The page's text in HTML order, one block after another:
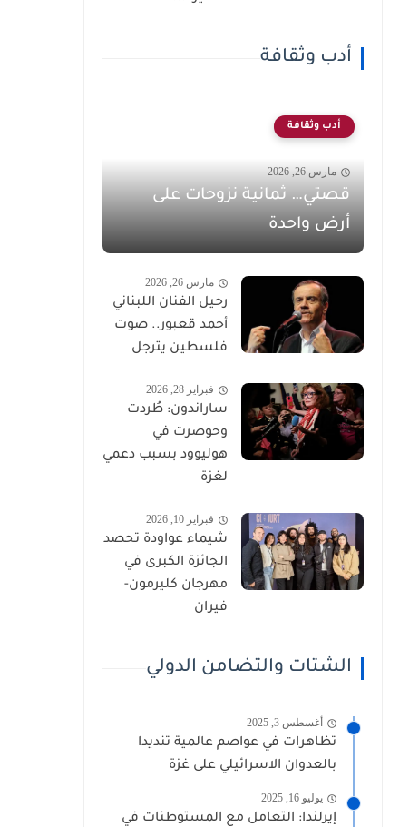
أدب وثقافة
أدب وثقافة
مارس 26, 2026
قصتي… ثمانية نزوحات على
أرض واحدة
مارس 26, 2026
رحيل الفنان اللبناني
أحمد قعبور.. صوت
فلسطين يترجل
فبراير 28, 2026
ساراندون: طُردت
وحوصرت في
هوليوود بسبب دعمي
لغزة
فبراير 10, 2026
شيماء عواودة تحصد
الجائزة الكبرى في
مهرجان كليرمون-
فيران
الشتات والتضامن الدولي
أغسطس 3, 2025
تظاهرات في عواصم عالمية تنديدا
بالعدوان الاسرائيلي على غزة
يوليو 16, 2025
إيرلندا: التعامل مع المستوطنات في